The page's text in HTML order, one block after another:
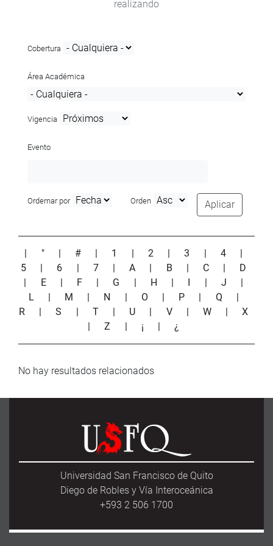
realizando
Cobertura
Área Académica
Vigencia
Evento
Ordernar por Orden Aplicar
| " | # | 1 | 2 |3 | 4
|
5
| 6 | 7 |A | B | C | D
| E | F | G | H | I | J
|
L
| M | N | O | P | Q
|
R
|S | T | U | V |W |X
|Z | ¡ |¿
No hay resultados relacionados
Universidad San Francisco de Quito
Diego de Robles y Vía Interoceánica
+593 2 506 1700